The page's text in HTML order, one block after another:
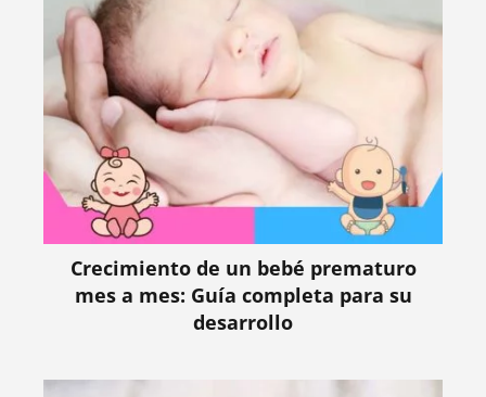
Crecimiento de un bebé prematuro
mes a mes: Guía completa para su
desarrollo